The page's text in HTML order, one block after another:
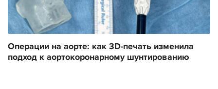
Операции на аорте: как 3D-печать изменила
подход к аортокоронарному шунтированию